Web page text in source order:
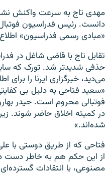
مهدی تاج به سرعت واکنش
دانست. رئیس فدراسیون
«مبادی رسمی فدراسیون»
تقابل تاج با قاضی شاغل در
حذفی شدیدتر شد. تورک که
می‌دید، خبرگزاری ایرنا را
«سعید فتاحی به دلیل بی
فوتبالی محروم است. حیدر
در کمیته اخلاق حاضر شوند.
شده‌اند.»
فتاحی که از طریق دوستی با
از این حکم هم به خاطر دست
مصنوعی، با انتقادات